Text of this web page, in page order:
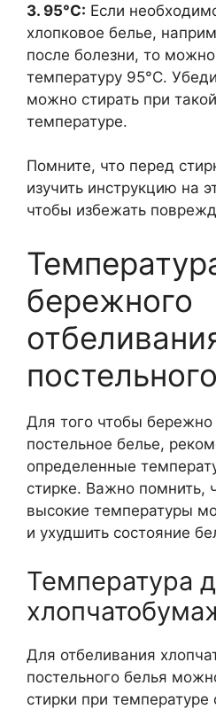
3. 95°C: Если
хлопковое белье,
после болезни, то
температуру 95°C.
можно стирать при
температуре.
Помните, что перед
изучить инструкцию на
чтобы избежать
бережного
Для того чтобы бережно
постельное белье,
определенные
стирке. Важно помнить,
высокие температуры
и ухудшить состояние
Температура
Для отбеливания
постельного белья
стирки при